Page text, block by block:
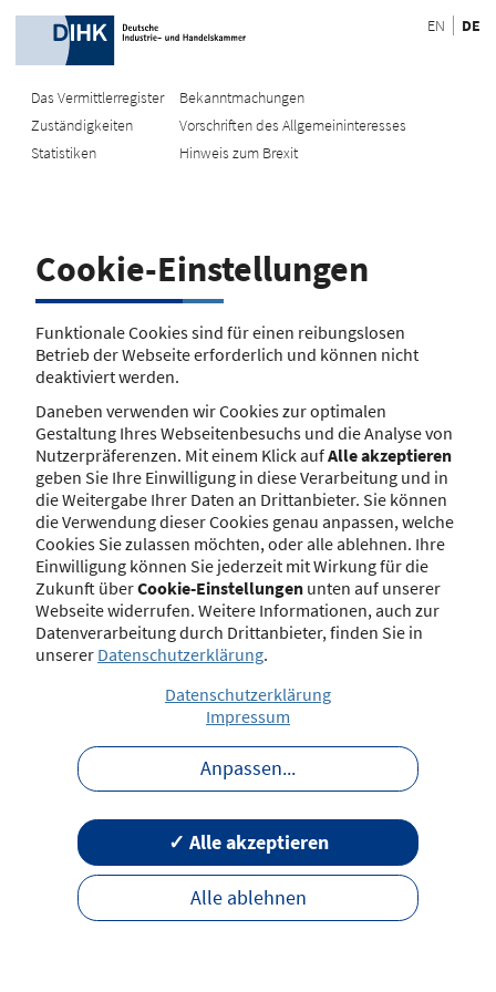
EN DE
Das Vermittlerregister
Zuständigkeiten
Statistiken
Bekanntmachungen
Vorschriften des Allgemeininteresses
Hinweis zum Brexit
Recherche
Mit Name/Anschrift suchen
Suche
Kontakt Impressum Disclaimer
Datenschutz
Barrierefreiheit
Nutzungsbedingungen
Cookie-Einstellungen
Funktionale Cookies sind für einen reibungslosen
Betrieb der Webseite erforderlich und können nicht
deaktiviert werden.
Daneben verwenden wir Cookies zur optimalen
Gestaltung Ihres Webseitenbesuchs und die Analyse von
Nutzerpräferenzen. Mit einem Klick aufAlle akzeptieren
geben Sie Ihre Einwilligung in diese Verarbeitung und in
die Weitergabe Ihrer Daten an Drittanbieter. Sie können
die Verwendung dieser Cookies genau anpassen, welche
Cookies Sie zulassen möchten, oder alle ablehnen. Ihre
Einwilligung können Sie jederzeit mit Wirkung für die
Zukunft überCookie-Einstellungen unten auf unserer
Webseite widerrufen. Weitere Informationen, auch zur
Datenverarbeitung durch Drittanbieter, finden Sie in
unserer Datenschutzerklärung.
Datenschutzerklärung
Impressum
Anpassen...
Alle ablehnen
✓ Alle akzeptieren